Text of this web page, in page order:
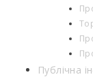
Публічна